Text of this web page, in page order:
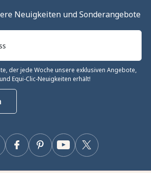
Neuigkeiten und Sonderangebote
der jede Woche unsere exklusiven Angebote,
Equi-Clic-Neuigkeiten erhält!
Facebook Twitter
YouTube
Pinterest